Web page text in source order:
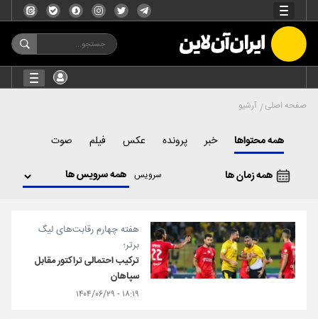
صفحه اصلی آرشیو
همه محتواها خبر پرونده عکس فیلم صوت
همه زمان ها سرویس
هفته چهارم رقابت‌های لیگ
برتر؛
ترکیب احتمالی تراکتور مقابل
سپاهان
۱۸:۱۹ - ۱۴۰۴/۰۶/۲۹